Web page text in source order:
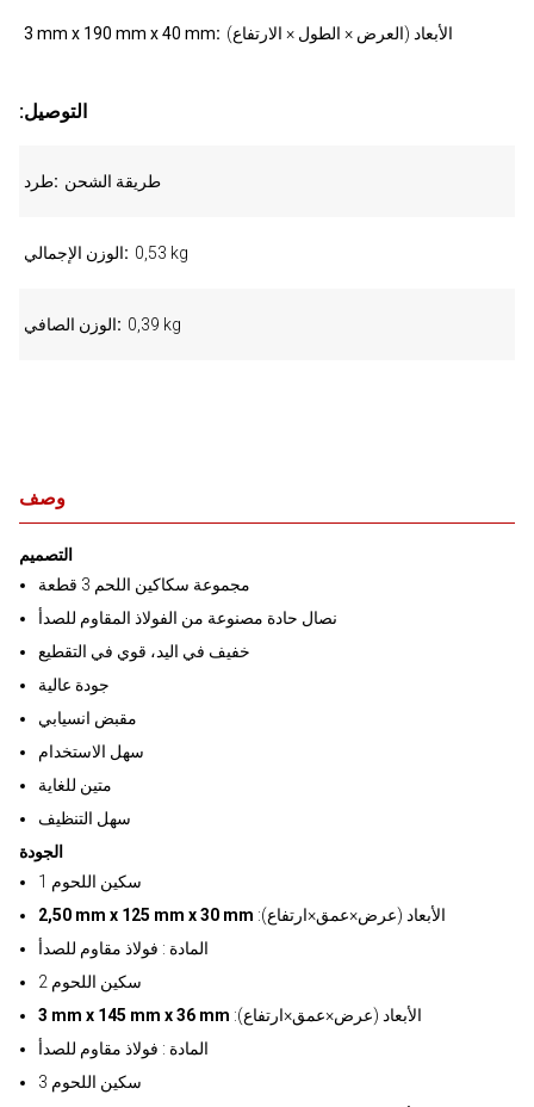
وصف
التصميم
مجموعة سكاكين اللحم 3 قطعة
نصال حادة مصنوعة من الفولاذ المقاوم للصدأ
خفيف في اليد، قوي في التقطيع
جودة عالية
مقبض انسيابي
سهل الاستخدام
متين للغاية
سهل التنظيف
الجودة
سكين اللحوم 1
2,50 mm x 125 mm x 30 mm :الأبعاد (عرض×عمق×ارتفاع)
المادة : فولاذ مقاوم للصدأ
سكين اللحوم 2
3 mm x 145 mm x 36 mm :الأبعاد (عرض×عمق×ارتفاع)
المادة : فولاذ مقاوم للصدأ
سكين اللحوم 3
3 mm x 190 mm x 40 mm (الأبعاد (العرض × الطول × الارتفاع
:التوصيل
طرد طريقة الشحن
الوزن الإجمالي 0,53 kg
الوزن الصافي 0,39 kg